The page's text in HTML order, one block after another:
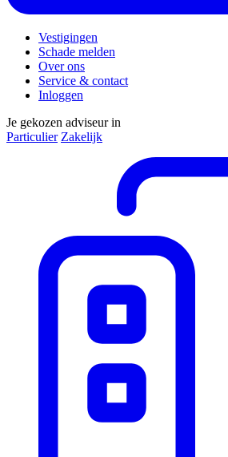
Vestigingen
Schade melden
Over ons
Service & contact
Inloggen
Je gekozen adviseur in
Particulier Zakelijk